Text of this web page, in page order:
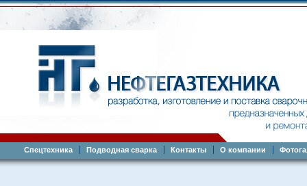
Спецтехника Подводная сварка Контакты О компании